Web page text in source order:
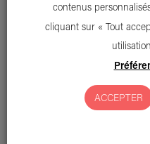
contenus
cliquant sur « Tout
ACCEPTER